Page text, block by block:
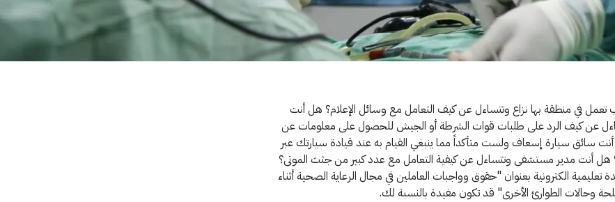
في منطقة بها نزاع وتتساءل عن كيف التعامل مع وسائل الإعلام؟ هل أنت
عن كيف الرد على طلبات قوات الشرطة أو الجيش للحصول على معلومات عن
سائق سيارة إسعاف ولست متأكداً مما ينبغي القيام به عند قيادة سيارتك عبر
أنت مدير مستشفى وتتساءل عن كيفية التعامل مع عدد كبير من جثث الموتى؟
تعليمية الكترونية بعنوان "حقوق وواجبات العاملين في مجال الرعاية الصحية أثناء
وحالات الطوارئ الأخرى" قد تكون مفيدة بالنسبة لك.